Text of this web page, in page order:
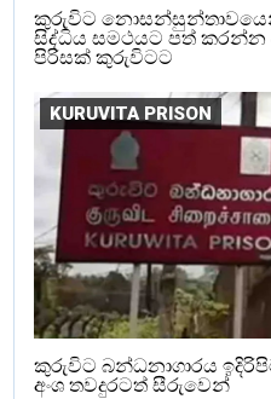
කුරුවිට
සිද්ධිය සමථයට පත් කරන්න
පිරිසක් කුරුවිටට
KURUVITA PRISON
කුරුවිට බන්ධනාගාරය
අංශ තවදුරටත් සීරුවෙන්